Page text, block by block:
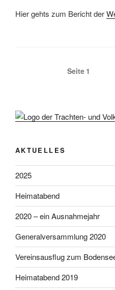
Hier gehts zum Bericht der
Seitennummerierung
Seite 1
AKTUELLES
2025
Heimatabend
2020 – ein Ausnahmejahr
Generalversammlung 2020
Vereinsausflug zum
Heimatabend 2019